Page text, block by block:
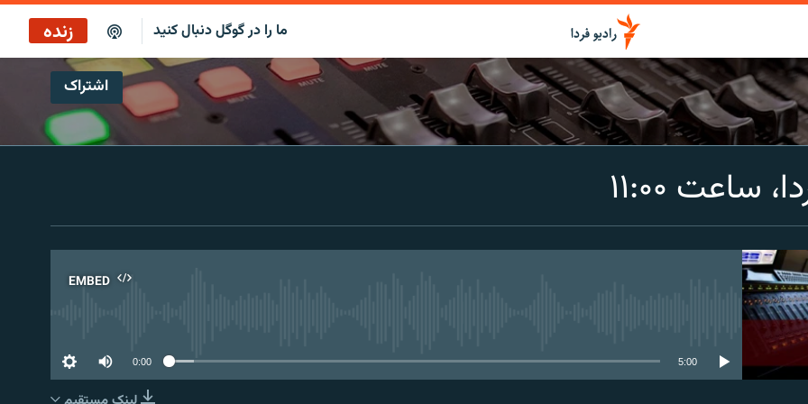
ما را در گوگل دنبال کنید زنده
اشتراک
ساعت ۱۱:۰۰
EMBED
0:00 5:00